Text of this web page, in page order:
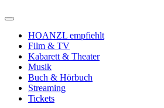
HOANZL empfiehlt
Film & TV
Kabarett & Theater
Musik
Buch & Hörbuch
Streaming
Tickets